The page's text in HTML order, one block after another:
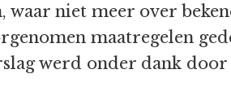
niet meer over
maatregelen
werd onder dank